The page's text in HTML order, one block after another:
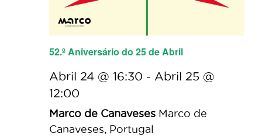
52.º Aniversário do 25 de Abril
Abril 24 @ 16:30 - Abril 25 @
12:00
Marco de Canaveses Marco de
Canaveses, Portugal